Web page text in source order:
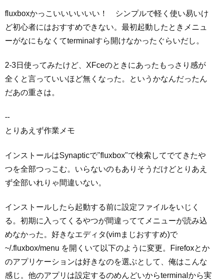
fluxboxかっこいいいいいい！ シンプルで軽く使い易いけ
ど初心者にはおすすめできない。最初起動したときメニュ
ーがなにもなくてterminalすら開けなかったぐらいだし。
2-3日使ってみたけど、XFceのときにあったもっさり感が
全くと言っていいほど無くなった。というかなんだったん
だあの重さは。
--
とりあえず作業メモ
インストールはSynapticで"fluxbox"で検索してでてきたや
つを全部つっこむ。いらないのもありそうだけどとりあえ
ず全部いれりゃ間違いない。
インストールしたら起動する前に設定ファイルをいじく
る。初期に入ってくるやつが間違っててメニューが読み込
めなかった。好きなエディタ(vimまじおすすめ)で
~/.fluxbox/menu を開くいて以下のように変更。Firefoxとか
のアプリケーションは好きなのを選ぶとして、俺はこんな
感じ。他のアプリは設定するのめんどいからterminalから実